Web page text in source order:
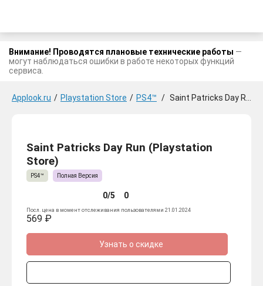
Внимание! Проводятся плановые технические работы —
могут наблюдаться ошибки в работе некоторых функций
сервиса.
Applook.ru / Playstation Store / PS4™ / Saint Patricks Day Run
Saint Patricks Day Run (Playstation
Store)
PS4™ Полная Версия
0/5 0
Посл. цена в момент отслеживания пользователями 21.01.2024
569 ₽
Узнать о скидке